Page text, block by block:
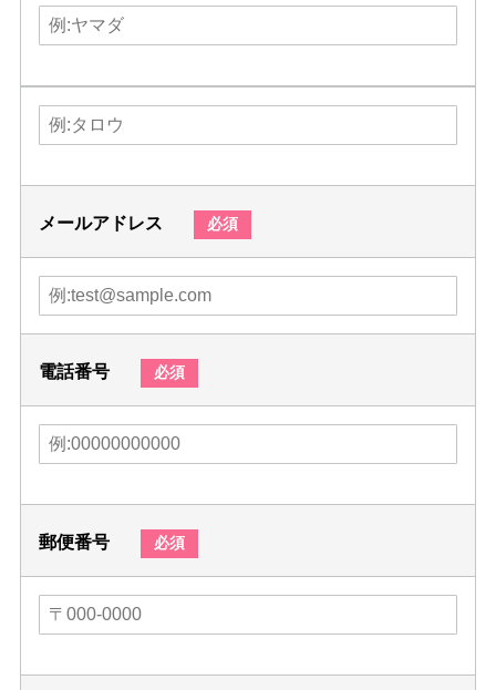
メールアドレス 必須
電話番号 必須
郵便番号 必須